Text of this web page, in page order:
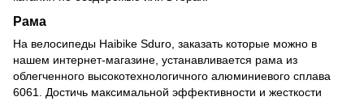
Рама
На велосипеды Haibike Sduro, заказать которые можно в
нашем интернет-магазине, устанавливается рама из
облегченного высокотехнологичного алюминиевого сплава
6061. Достичь максимальной эффективности и жесткости